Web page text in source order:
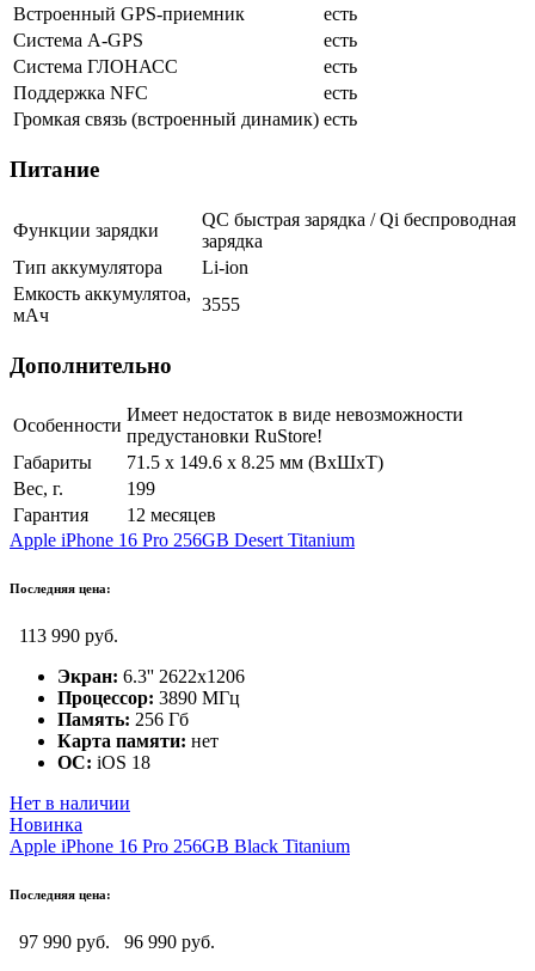
Встроенный GPS-приемник
есть
Cистема A-GPS
есть
Система ГЛОНАСС
есть
Поддержка NFC
есть
Громкая связь (встроенный динамик) есть
Питание
Функции зарядки
QC быстрая зарядка / Qi беспроводная
зарядка
Тип аккумулятора
Li-ion
Емкость аккумулятоа,
мАч
3555
Дополнительно
Особенности
Имеет недостаток в виде невозможности
предустановки RuStore!
Габариты
71.5 x 149.6 x 8.25 мм (ВxШxТ)
Вес, г.
199
Гарантия
12 месяцев
Apple iPhone 16 Pro 256GB Desert Titanium
Последняя цена:
113 990 руб.
Экран: 6.3'' 2622x1206
Процессор: 3890 МГц
Память: 256 Гб
Карта памяти: нет
ОС: iOS 18
Нет в наличии
Новинка
Apple iPhone 16 Pro 256GB Black Titanium
Последняя цена:
97 990 руб.
96 990 руб.